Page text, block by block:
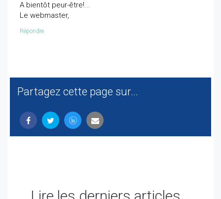
A bientôt peur-être!...
Le webmaster,
Répondre
Partagez cette page sur...